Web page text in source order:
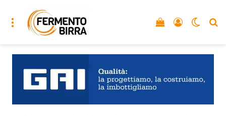
Menu Accedi
Vedi il carrello